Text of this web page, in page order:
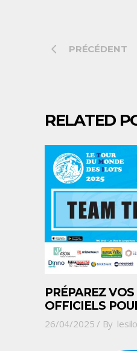
PRÉCÉDENT
RELATED
PRÉPAREZ
OFFICIELS
26/04/2025 By